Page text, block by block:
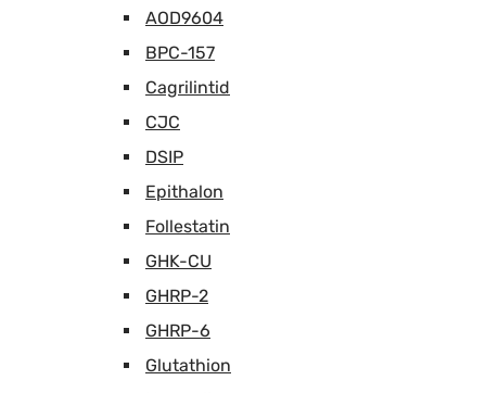
AOD9604
BPC-157
Cagrilintid
CJC
DSIP
Epithalon
Follestatin
GHK-CU
GHRP-2
GHRP-6
Glutathion